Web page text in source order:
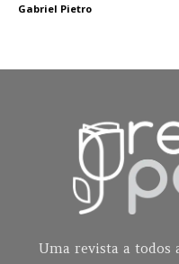
Gabriel Pietro
Uma revista a todos